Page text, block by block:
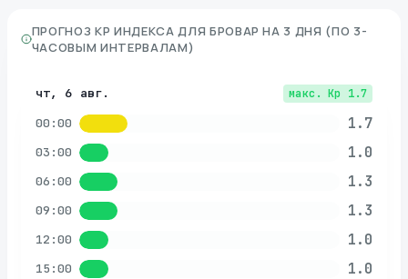
ПРОГНОЗ KP ИНДЕКСА ДЛЯ БРОВАР НА 3 ДНЯ (ПО 3-
ЧАСОВЫМ ИНТЕРВАЛАМ)
чт, 6 авг. макс. Kp 1.7
00:00 1.7
03:00 1.0
06:00 1.3
09:00 1.3
12:00 1.0
15:00 1.0